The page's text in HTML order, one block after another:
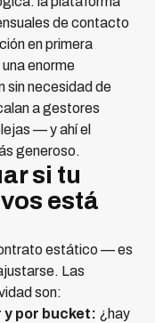
de contacto
en primera
enorme
sin necesidad de
a gestores
— y ahí el
generoso.
si tu
está
estático — es
Las
son:
y por bucket: ¿hay